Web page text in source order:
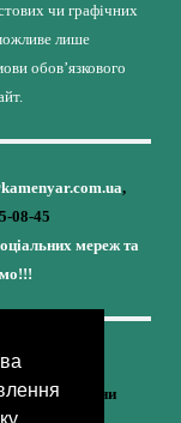
чи графічних
лише
обов’язкового
,
08-45
мереж та
України